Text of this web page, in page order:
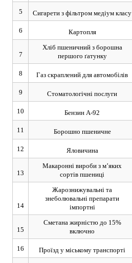
5 Сигарети з фільтром медіум класу
6 Картопля
7
Хліб пшеничний з борошна
першого ґатунку
8 Газ скраплений для автомобілів
9 Стоматологічні послуги
10 Бензин А-92
11 Борошно пшеничне
12 Яловичина
13
Макаронні вироби з м’яких
сортів пшениці
14
Жарознижувальні та
знеболювальні препарати
імпортні
15
Сметана жирністю до 15%
включно
16 Проїзд у міському транспорті